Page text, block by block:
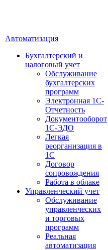
Автоматизация
Бухгалтерский и
налоговый учет
Обслуживание
бухгалтерских
программ
Электронная 1С-
Отчетность
Документооборот
1С-ЭДО
Легкая
реорганизация в
1С
Договор
сопровождения
Работа в облаке
Управленческий учет
Обслуживание
управленческих
и торговых
программ
Реальная
автоматизация